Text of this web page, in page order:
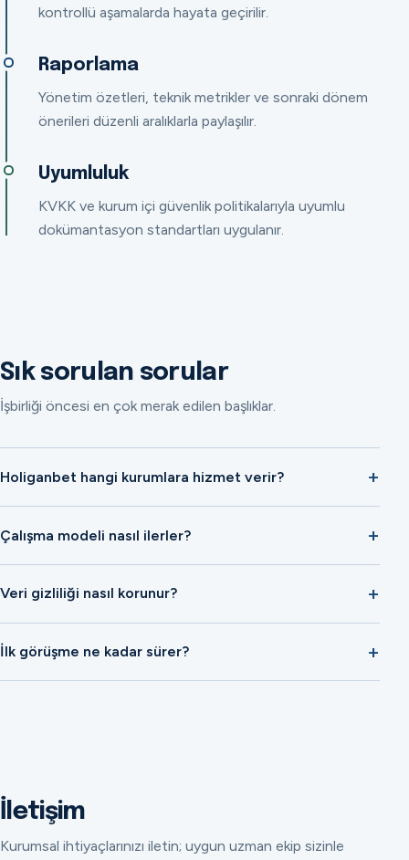
kontrollü aşamalarda hayata geçirilir.
Raporlama
Yönetim özetleri, teknik metrikler ve sonraki dönem
önerileri düzenli aralıklarla paylaşılır.
Uyumluluk
KVKK ve kurum içi güvenlik politikalarıyla uyumlu
dokümantasyon standartları uygulanır.
Sık sorulan sorular
İşbirliği öncesi en çok merak edilen başlıklar.
Holiganbet hangi kurumlara hizmet verir?
Çalışma modeli nasıl ilerler?
Veri gizliliği nasıl korunur?
İlk görüşme ne kadar sürer?
İletişim
Kurumsal ihtiyaçlarınızı iletin; uygun uzman ekip sizinle